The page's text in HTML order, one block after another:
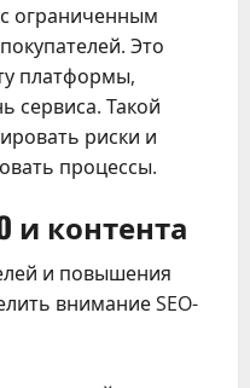
ограниченным
Это
платформы,
сервиса. Такой
риски и
процессы.
и контента
и повышения
внимание SEO-